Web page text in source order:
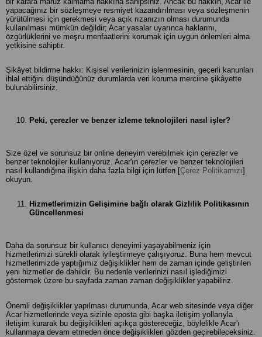
yapacağınız bir sözleşmeye resmiyet kazandırılması veya sözleşmenin
yürütülmesi için gerekmesi veya açık rızanızın olması durumunda
kullanılması mümkün değildir; Acar yasalar uyarınca haklarını,
özgürlüklerini ve meşru menfaatlerini korumak için uygun önlemleri alma
yetkisine sahiptir.
Şikâyet bildirme hakkı: Kişisel verilerinizin işlenmesinin, geçerli kanunları
ihlal ettiğini düşündüğünüz durumlarda veri koruma merciine şikâyette
bulunabilirsiniz.
Peki, çerezler ve benzer izleme teknolojileri nasıl işler?
Size özel ve sorunsuz bir online deneyim verebilmek için çerezler ve
benzer teknolojiler kullanıyoruz. Acar'ın çerezler ve benzer teknolojileri
nasıl kullandığına ilişkin daha fazla bilgi için lütfen [Çerez Politikamızı]
okuyun.
Hizmetlerimizin Gelişimine bağlı olarak Gizlilik Politikasının
Güncellenmesi
Daha da sorunsuz bir kullanıcı deneyimi yaşayabilmeniz için
hizmetlerimizi sürekli olarak iyileştirmeye çalışıyoruz. Buna hem mevcut
hizmetlerimizde yaptığımız değişiklikler hem de zaman içinde geliştirilen
yeni hizmetler de dahildir. Bu nedenle verilerinizi nasıl işlediğimizi
göstermek üzere bu sayfada zaman zaman değişiklikler yapabiliriz.
Önemli değişiklikler yapılması durumunda, Acar web sitesinde veya diğer
Acar hizmetlerinde veya sizinle eposta gibi başka iletişim yollarıyla
iletişim kurarak bu değişiklikleri açıkça göstereceğiz, böylelikle Acar'ı
kullanmaya devam etmeden önce değişiklikleri gözden geçirebileceksiniz.